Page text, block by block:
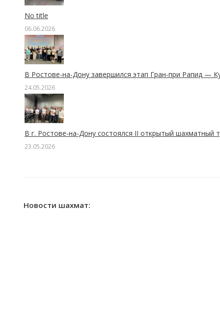
No title
06.06.2026
В Ростове-на-Дону завершился этап Гран-при Рапид —
24.05.2026
В г. Ростове-на-Дону состоялся II открытый шахматный
23.05.2026
Новости шахмат: